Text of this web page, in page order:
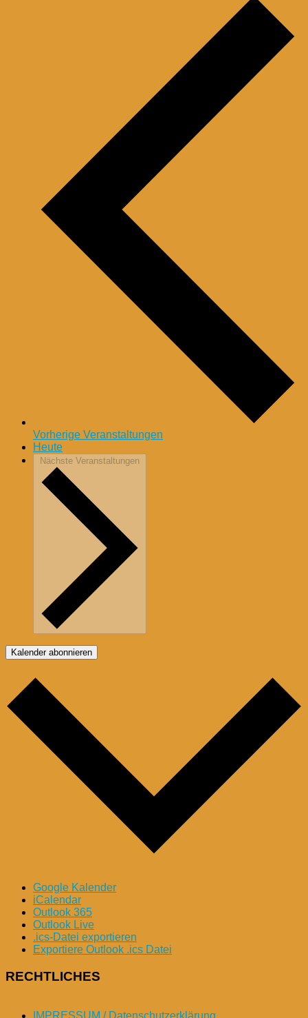
Vorherige Veranstaltungen
Heute
Nächste Veranstaltungen
Kalender abonnieren
Google Kalender
iCalendar
Outlook 365
Outlook Live
.ics-Datei exportieren
Exportiere Outlook .ics Datei
RECHTLICHES